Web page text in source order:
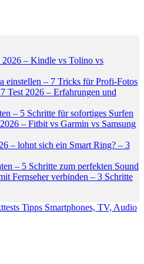
2026 – Kindle vs Tolino vs
einstellen – 7 Tricks für Profi-Fotos
Test 2026 – Erfahrungen und
– 5 Schritte für sofortiges Surfen
– Fitbit vs Garmin vs Samsung
– lohnt sich ein Smart Ring? – 3
– 5 Schritte zum perfekten Sound
Fernseher verbinden – 3 Schritte